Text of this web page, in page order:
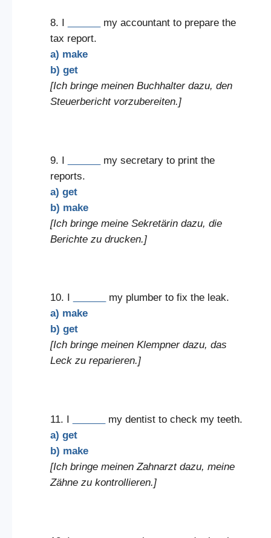
8. I
my accountant to prepare the
tax report.
a) make
b) get
[Ich bringe meinen Buchhalter dazu, den
Steuerbericht vorzubereiten.]
9. I
my secretary to print the
reports.
a) get
b) make
[Ich bringe meine Sekretärin dazu, die
Berichte zu drucken.]
10. I
my plumber to fix the leak.
a) make
b) get
[Ich bringe meinen Klempner dazu, das
Leck zu reparieren.]
11. I
my dentist to check my teeth.
a) get
b) make
[Ich bringe meinen Zahnarzt dazu, meine
Zähne zu kontrollieren.]